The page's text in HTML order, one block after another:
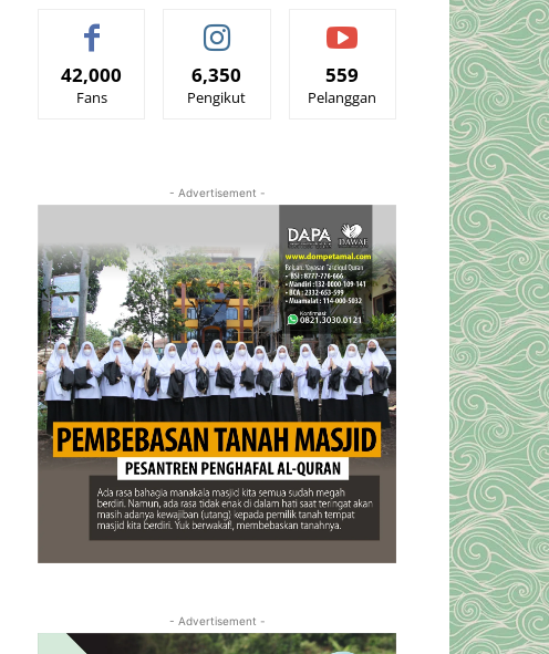
42,000
Fans
6,350
Pengikut
559
Pelanggan
- Advertisement -
- Advertisement -